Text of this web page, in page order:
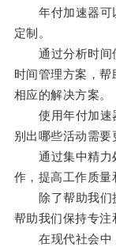
年付加速器可以
定制。
通过分析时间使
时间管理方案，
相应的解决方案。
使用年付加速器
别出哪些活动需要
通过集中精力处
作，提高工作质量
除了帮助我们提
帮助我们保持专注
在现代社会中，